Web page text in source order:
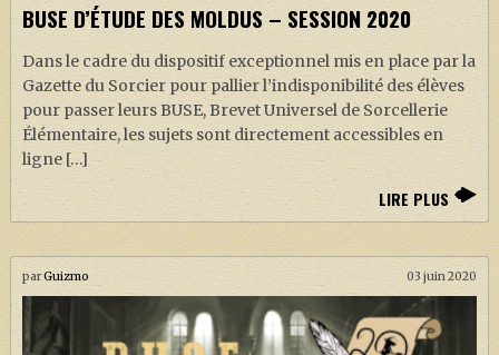
BUSE D’ÉTUDE DES MOLDUS – SESSION 2020
Dans le cadre du dispositif exceptionnel mis en place par la
Gazette du Sorcier pour pallier l’indisponibilité des élèves
pour passer leurs BUSE, Brevet Universel de Sorcellerie
Élémentaire, les sujets sont directement accessibles en
ligne […]
LIRE PLUS
parGuizmo 03 juin 2020